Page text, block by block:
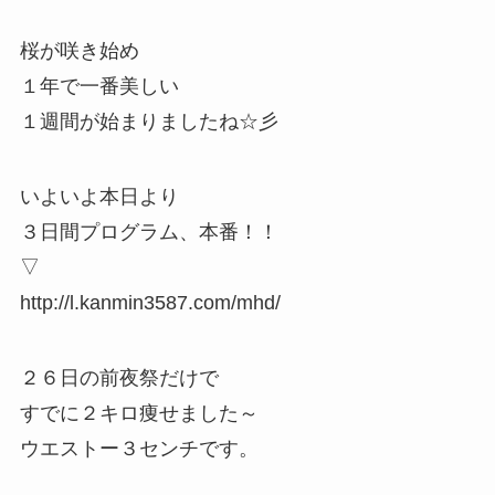
桜が咲き始め
１年で一番美しい
１週間が始まりましたね☆彡
いよいよ本日より
３日間プログラム、本番！！
▽
http://l.kanmin3587.com/mhd/
２６日の前夜祭だけで
すでに２キロ痩せました～
ウエストー３センチです。